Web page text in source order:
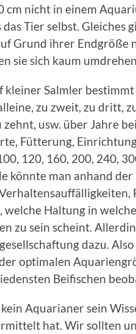
cm nicht in einem
das Tier selbst. Gleiches
Grund ihrer Endgröße
sie sich kaum
Salmler bestimmt
zu zweit, zu dritt,
usw. über Jahre
Fütterung,
120, 160, 200, 240,
könnte man anhand
welche Haltung in
zu sein scheint.
dazu.
optimalen
Beifischen
Aquarianer sein
hat. Wir sollten